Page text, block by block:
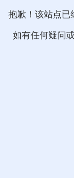
抱歉！该站点已
如有任何疑问